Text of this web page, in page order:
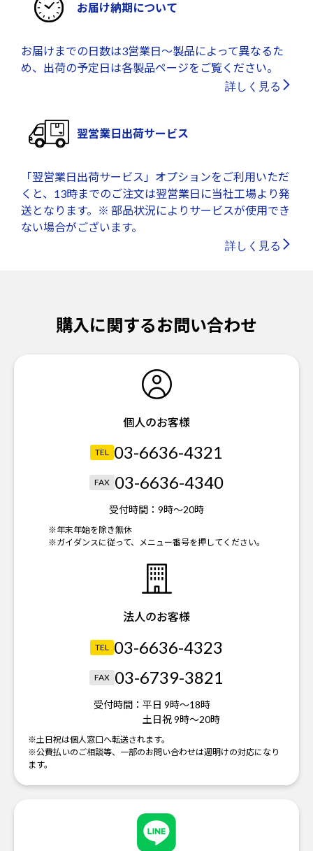
お届け納期について
お届けまでの日数は3営業日～製品によって異なるた
め、出荷の予定日は各製品ページをご覧ください。
詳しく見る
翌営業日出荷サービス
「翌営業日出荷サービス」オプションをご利用いただ
くと、13時までのご注文は翌営業日に当社工場より発
送となります。※ 部品状況によりサービスが使用でき
ない場合がございます。
詳しく見る
購入に関するお問い合わせ
個人のお客様
TEL 03-6636-4321
FAX 03-6636-4340
受付時間： 9時～20時
※年末年始を除き無休
※ガイダンスに従って、メニュー番号を押してください。
法人のお客様
TEL 03-6636-4323
FAX 03-6739-3821
受付時間： 平日 9時～18時
土日祝 9時～20時
※土日祝は個人窓口へ転送されます。
※公費払いのご相談等、一部のお問い合わせは週明けの対応になり
ます。